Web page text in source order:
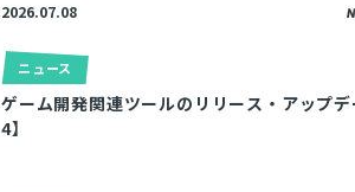
2026.07.08
ニュース
ゲーム開発関連ツールのリリース・アップ
4】